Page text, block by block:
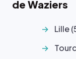
de Waziers
Lille